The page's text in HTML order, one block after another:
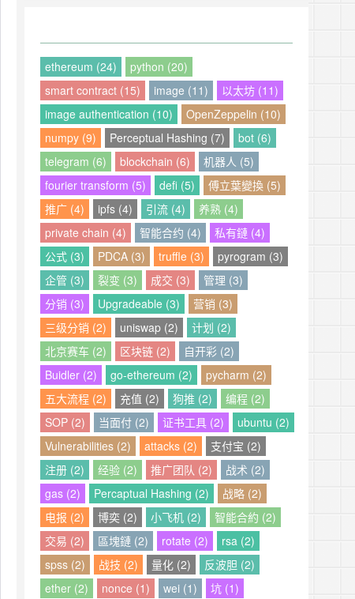
ethereum (24)
python (20)
smart contract (15)
image (11)
以太坊 (11)
image authentication (10)
OpenZeppelin (10)
numpy (9)
Perceptual Hashing (7)
bot (6)
telegram (6)
blockchain (6)
机器人 (5)
fourier transform (5)
defi (5)
傅立葉變換 (5)
推广 (4)
ipfs (4) 引流 (4)
养熟 (4)
private chain (4)
智能合约 (4)
私有鏈 (4)
公式 (3)
PDCA (3) truffle (3)
pyrogram (3)
企管 (3)
裂变 (3) 成交 (3)
管理 (3)
分销 (3)
Upgradeable (3)
营销 (3)
三级分销 (2)
uniswap (2)
计划 (2)
北京赛车 (2)
区块链 (2)
自开彩 (2)
Buidler (2)
go-ethereum (2)
pycharm (2)
五大流程 (2)
充值 (2) 狗推 (2)
编程 (2)
SOP (2)
当面付 (2) 证书工具 (2)
ubuntu (2)
Vulnerabilities (2)
attacks (2)
支付宝 (2)
注册 (2)
经验 (2) 推广团队 (2)
战术 (2)
gas (2)
Percaptual Hashing (2)
战略 (2)
电报 (2)
博奕 (2) 小飞机 (2)
智能合約 (2)
交易 (2)
區塊鏈 (2) rotate (2)
rsa (2)
spss (2)
战技 (2) 量化 (2)
反波胆 (2)
ether (2)
nonce (1) wei (1)
坑 (1)